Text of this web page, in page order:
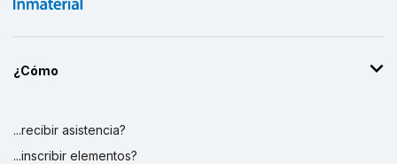
¿Cómo
...recibir asistencia?
...inscribir elementos?